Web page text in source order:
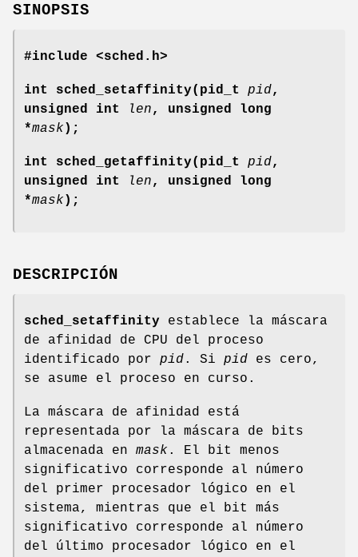
SINOPSIS
#include <sched.h>
int sched_setaffinity(pid_t pid,
unsigned int
len, unsigned long
*mask );
int sched_getaffinity(pid_t pid,
unsigned int
len, unsigned long
*mask );
DESCRIPCIÓN
sched_setaffinity establece la máscara
de afinidad de CPU del proceso
identificado por pid. Si pid es cero,
se asume el proceso en curso.
La máscara de afinidad está
representada por la máscara de bits
almacenada en mask . El bit menos
significativo corresponde al número
del primer procesador lógico en el
sistema, mientras que el bit más
significativo corresponde al número
del último procesador lógico en el